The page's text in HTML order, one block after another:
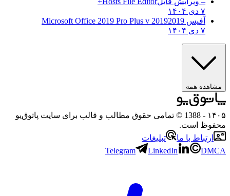
آفیس 20192019 Microsoft Office 2019 Pro Plus v
همه
- 1388 © تمامی حقوق مطالب و قالب برای سایت پاتوق‌یو
است.
با ما
تبلیغات
Telegram
LinkedIn